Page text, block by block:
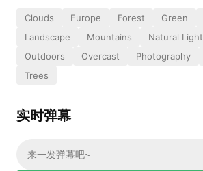
Clouds Europe Forest Green
Landscape
Mountains Natural Light
Outdoors
Overcast Photography
Trees
实时弹幕